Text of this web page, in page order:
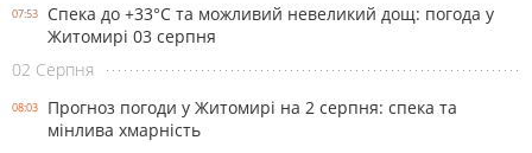
07:53
Спека до +33°С та можливий невеликий дощ: погода у
Житомирі 03 серпня
02 Серпня
08:03
Прогноз погоди у Житомирі на 2 серпня: спека та
мінлива хмарність